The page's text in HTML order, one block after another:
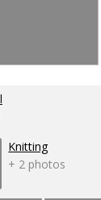
Knitting
+ 2 photos